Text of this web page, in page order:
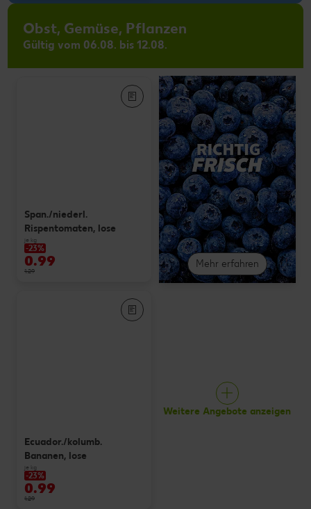
Obst, Gemüse, Pflanzen
Gültig vom 06.08. bis 12.08.
Mehr erfahren
Span./niederl.
Rispentomaten, lose
je kg
-23%
0.99
1.29
Ecuador./kolumb.
Bananen, lose
je kg
-23%
0.99
1.29
Weitere Angebote anzeigen